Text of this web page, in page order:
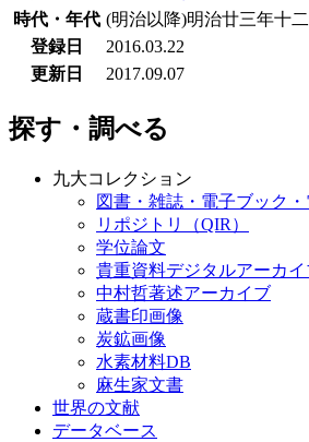
時代・年代 (明治以降)明治廿三年十
登録日
2016.03.22
更新日
2017.09.07
探す・調べる
九大コレクション
図書・雑誌・電子ブック
リポジトリ（QIR）
学位論文
貴重資料デジタルアーカイ
中村哲著述アーカイブ
蔵書印画像
炭鉱画像
水素材料DB
麻生家文書
世界の文献
データベース